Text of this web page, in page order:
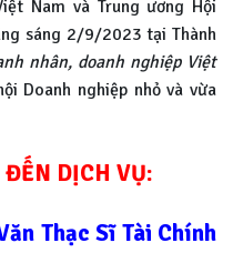
Nam và Trung ương Hội
sáng 2/9/2023 tại Thành
nhân, doanh nghiệp Việt
Doanh nghiệp nhỏ và vừa
ĐẾN DỊCH VỤ:
Thạc Sĩ Tài Chính